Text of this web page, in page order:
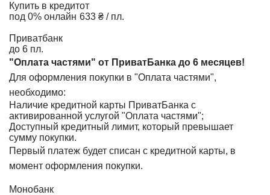
Купить в кредит
под 0% онлайн
от
633 ₴ / пл.
Приватбанк
до 6 пл.
"Оплата частями" от ПриватБанка до 6 месяцев!
Для оформления покупки в "Оплата частями",
необходимо:
Наличие кредитной карты ПриватБанка с
активированной услугой "Оплата частями";
Доступный кредитный лимит, который превышает
сумму покупки.
Первый платеж будет списан с кредитной карты, в
момент оформления покупки.
Монобанк